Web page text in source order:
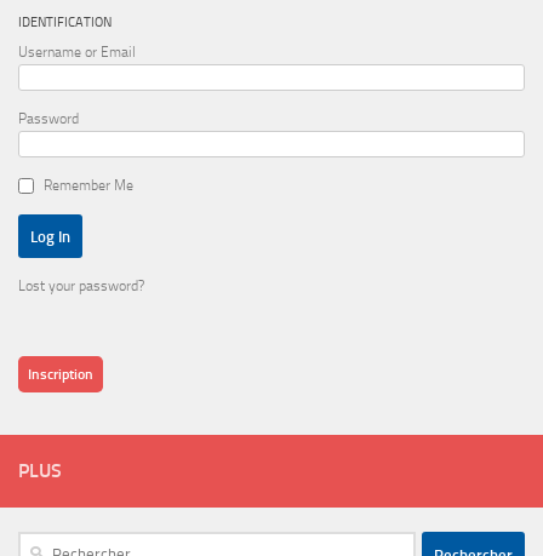
IDENTIFICATION
Username or Email
Password
Remember Me
Lost your password?
Inscription
PLUS